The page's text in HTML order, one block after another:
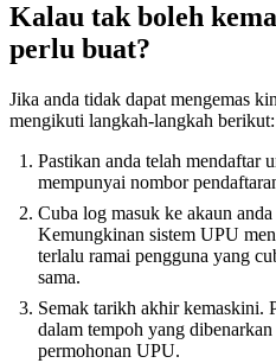
Kalau tak boleh
perlu buat?
Jika anda tidak dapat mengemas
mengikuti langkah-langkah berikut:
Pastikan anda telah mendaftar
mempunyai nombor
Cuba log masuk ke akaun
Kemungkinan sistem UPU
terlalu ramai pengguna yang
sama.
Semak tarikh akhir kemaskini.
dalam tempoh yang
permohonan UPU.